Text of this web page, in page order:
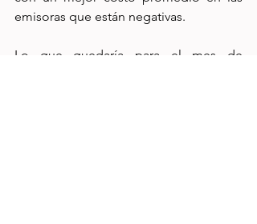
emisoras que están negativas.
Lo que quedaría para el mes de